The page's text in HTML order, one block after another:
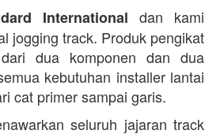
International dan kami
jogging track. Produk pengikat
dua komponen dan dua
kebutuhan installer lantai
cat primer sampai garis.
seluruh jajaran track